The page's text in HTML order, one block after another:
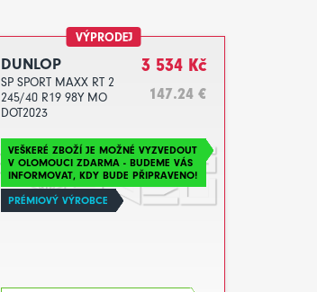
VÝPRODEJ
DUNLOP
SP SPORT MAXX RT 2
245/40 R19 98Y MO
DOT2023
3 534 Kč
147.24 €
VEŠKERÉ ZBOŽÍ JE MOŽNÉ VYZVEDOUT
V OLOMOUCI ZDARMA - BUDEME VÁS
INFORMOVAT, KDY BUDE PŘIPRAVENO!
PRÉMIOVÝ VÝROBCE